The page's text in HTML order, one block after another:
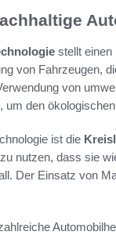
stellt einen
von Fahrzeugen,
von
um den
ist die
nutzen, dass sie
Der Einsatz von